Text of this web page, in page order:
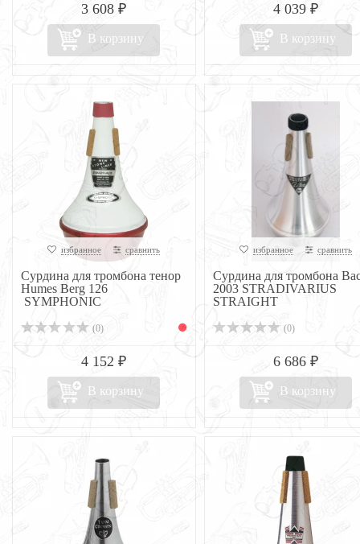
3 608 ₽
В корзину
4 039 ₽
В корзину
избранное сравнить
Сурдина для тромбона тенор
Humes Berg 126
SYMPHONIC
(0)
4 152 ₽
В корзину
избранное сравнить
Сурдина для тромбона
2003 STRADIVARIUS
STRAIGHT
(0)
6 686 ₽
В корзину